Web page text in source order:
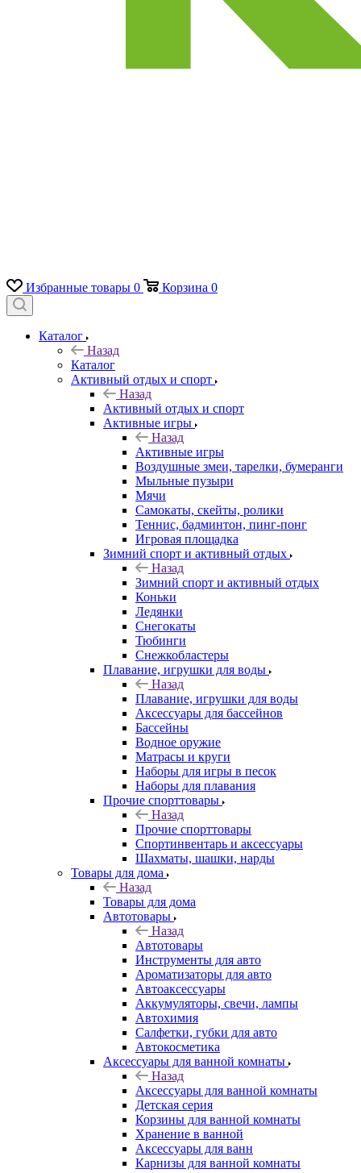
Избранные товары 0 Корзина 0
Каталог
Назад
Каталог
Активный отдых и спорт
Назад
Активный отдых и спорт
Активные игры
Назад
Активные игры
Воздушные змеи, тарелки, бумеранги
Мыльные пузыри
Мячи
Самокаты, скейты, ролики
Теннис, бадминтон, пинг-понг
Игровая площадка
Зимний спорт и активный отдых
Назад
Зимний спорт и активный отдых
Коньки
Ледянки
Снегокаты
Тюбинги
Снежкобластеры
Плавание, игрушки для воды
Назад
Плавание, игрушки для воды
Аксессуары для бассейнов
Бассейны
Водное оружие
Матрасы и круги
Наборы для игры в песок
Наборы для плавания
Прочие спорттовары
Назад
Прочие спорттовары
Спортинвентарь и аксессуары
Шахматы, шашки, нарды
Товары для дома
Назад
Товары для дома
Автотовары
Назад
Автотовары
Инструменты для авто
Ароматизаторы для авто
Автоаксессуары
Аккумуляторы, свечи, лампы
Автохимия
Салфетки, губки для авто
Автокосметика
Аксессуары для ванной комнаты
Назад
Аксессуары для ванной комнаты
Детская серия
Корзины для ванной комнаты
Хранение в ванной
Аксессуары для ванн
Карнизы для ванной комнаты